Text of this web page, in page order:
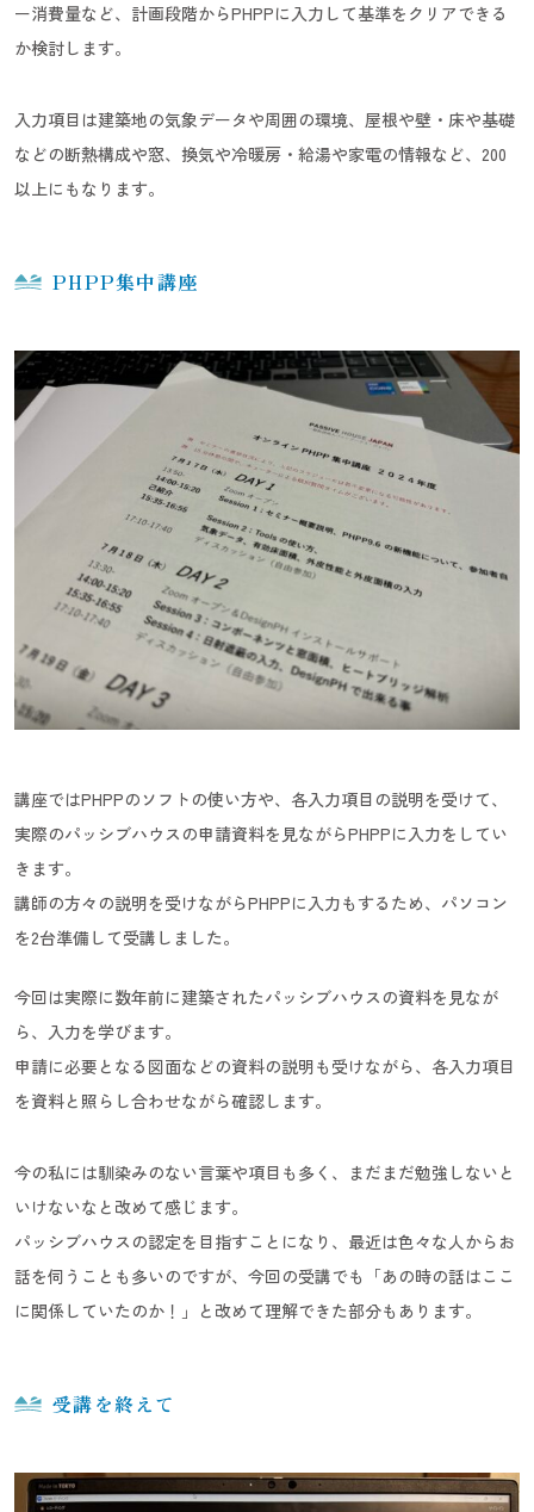
ー消費量など、計画段階からPHPPに入力して基準をクリアできる
か検討します。
入力項目は建築地の気象データや周囲の環境、屋根や壁・床や基礎
などの断熱構成や窓、換気や冷暖房・給湯や家電の情報など、200
以上にもなります。
PHPP集中講座
講座ではPHPPのソフトの使い方や、各入力項目の説明を受けて、
実際のパッシブハウスの申請資料を見ながらPHPPに入力をしてい
きます。
講師の方々の説明を受けながらPHPPに入力もするため、パソコン
を2台準備して受講しました。
今回は実際に数年前に建築されたパッシブハウスの資料を見なが
ら、入力を学びます。
申請に必要となる図面などの資料の説明も受けながら、各入力項目
を資料と照らし合わせながら確認します。
今の私には馴染みのない言葉や項目も多く、まだまだ勉強しないと
いけないなと改めて感じます。
パッシブハウスの認定を目指すことになり、最近は色々な人からお
話を伺うことも多いのですが、今回の受講でも「あの時の話はここ
に関係していたのか！」と改めて理解できた部分もあります。
受講を終えて